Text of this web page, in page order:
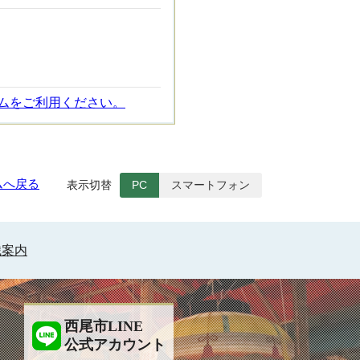
ご利用ください。
戻る 表示切替 PC スマートフォン
内
西尾市LINE
公式アカウント